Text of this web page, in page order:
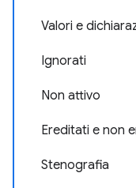
Valori e
Ignorati
Non attivo
Ereditati e non
Stenografia